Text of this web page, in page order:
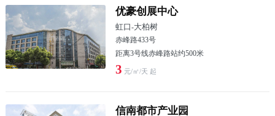
优豪创展中心
虹口-大柏树
赤峰路433号
距离3号线赤峰路站约500米
3 元/㎡/天 起
信南都市产业园